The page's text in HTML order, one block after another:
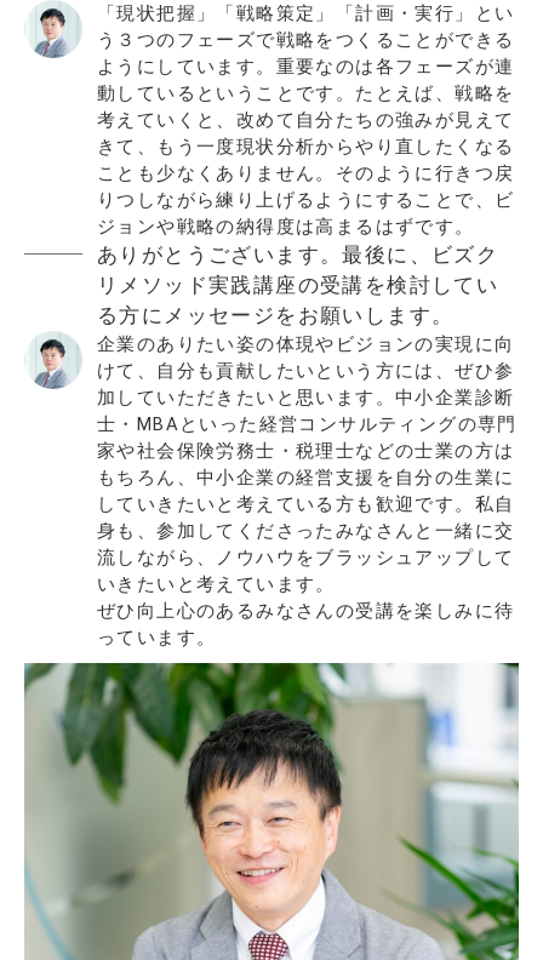
「現状把握」「戦略策定」「計画・実行」とい
う３つのフェーズで戦略をつくることができる
ようにしています。重要なのは各フェーズが連
動しているということです。たとえば、戦略を
考えていくと、改めて自分たちの強みが見えて
きて、もう一度現状分析からやり直したくなる
ことも少なくありません。そのように行きつ戻
りつしながら練り上げるようにすることで、ビ
ジョンや戦略の納得度は高まるはずです。
ありがとうございます。最後に、ビズク
リメソッド実践講座の受講を検討してい
る方にメッセージをお願いします。
企業のありたい姿の体現やビジョンの実現に向
けて、自分も貢献したいという方には、ぜひ参
加していただきたいと思います。中小企業診断
士・MBAといった経営コンサルティングの専門
家や社会保険労務士・税理士などの士業の方は
もちろん、中小企業の経営支援を自分の生業に
していきたいと考えている方も歓迎です。私自
身も、参加してくださったみなさんと一緒に交
流しながら、ノウハウをブラッシュアップして
いきたいと考えています。
ぜひ向上心のあるみなさんの受講を楽しみに待
っています。